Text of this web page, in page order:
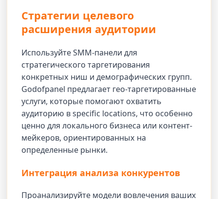
Стратегии целевого
расширения аудитории
Используйте SMM-панели для
стратегического таргетирования
конкретных ниш и демографических групп.
Godofpanel предлагает гео-таргетированные
услуги, которые помогают охватить
аудиторию в specific locations, что особенно
ценно для локального бизнеса или контент-
мейкеров, ориентированных на
определенные рынки.
Интеграция анализа конкурентов
Проанализируйте модели вовлечения ваших